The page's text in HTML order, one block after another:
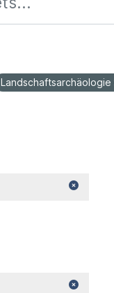
Landschaftsarchäologie